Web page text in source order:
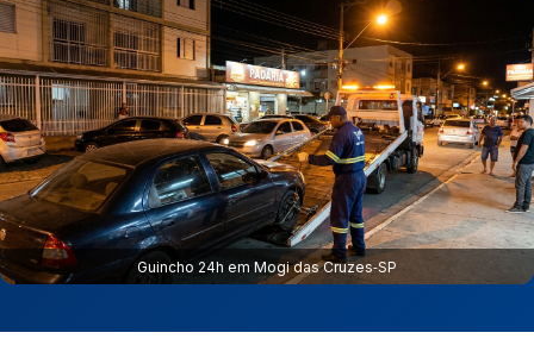
Guincho 24h em Mogi das Cruzes‑SP